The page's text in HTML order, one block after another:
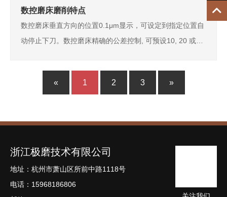
数控磨床磨削特点
数控磨床垂直方向的位置0.1μm显示，可设定到指定位置自
动停止下刀。数控磨床精确的公差控制, 可预设10, 20 或
数控磨床按钮可使数控磨床工作台在预设的位置上停止。数
控磨床利用重力原理的自动润滑系统。数控磨床实现…
« 1 2 3 »
浙江极磨技术有限公司
地址：杭州市萧山区所前中路1118号
电话：15968186806
